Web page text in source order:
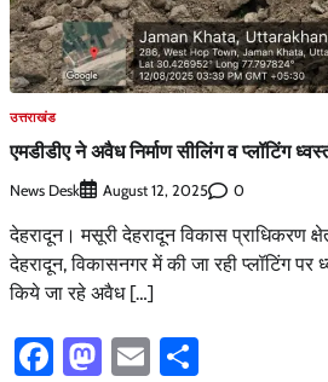
उत्तराखंड
एमडीडीए ने अवैध निर्माण सीलिंग व प्लॉटिंग
News Desk August 12, 2025 0
देहरादून। मसूरी देहरादून विकास प्राधिकरण
देहरादून, विकासनगर में की जा रही प्लॉटिंग पर
किये जा रहे अवैध […]
Facebook
Mastodon
Email